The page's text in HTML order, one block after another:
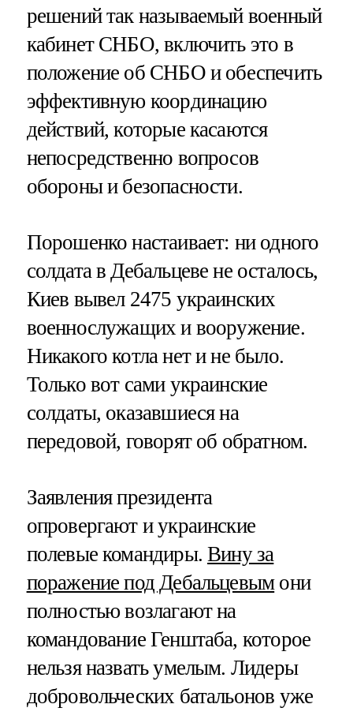
решений так называемый военный
кабинет СНБО, включить это в
положение об СНБО и обеспечить
эффективную координацию
действий, которые касаются
непосредственно вопросов
обороны и безопасности.
Порошенко настаивает: ни одного
солдата в Дебальцеве не осталось,
Киев вывел 2475 украинских
военнослужащих и вооружение.
Никакого котла нет и не было.
Только вот сами украинские
солдаты, оказавшиеся на
передовой, говорят об обратном.
Заявления президента
опровергают и украинские
полевые командиры.Вину за
поражение под Дебальцевымони
полностью возлагают на
командование Генштаба, которое
нельзя назвать умелым. Лидеры
добровольческих батальонов уже